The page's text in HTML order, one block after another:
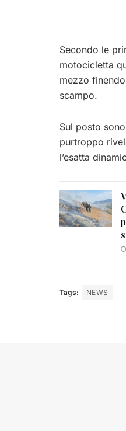
Secondo le
motocicletta
mezzo
scampo.
Sul posto
purtroppo
l’esatta
Tags: NEWS